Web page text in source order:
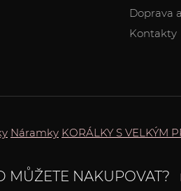
Doprava
Kontakty
Náramky KORÁLKY S VELKÝM
MŮŽETE NAKUPOVAT?